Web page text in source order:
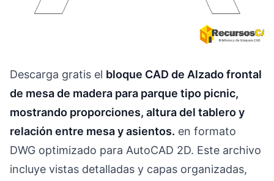
Descarga gratis el bloque CAD de Alzado frontal
de mesa de madera para parque tipo picnic,
mostrando proporciones, altura del tablero y
relación entre mesa y asientos. en formato
DWG optimizado para AutoCAD 2D. Este archivo
incluye vistas detalladas y capas organizadas,